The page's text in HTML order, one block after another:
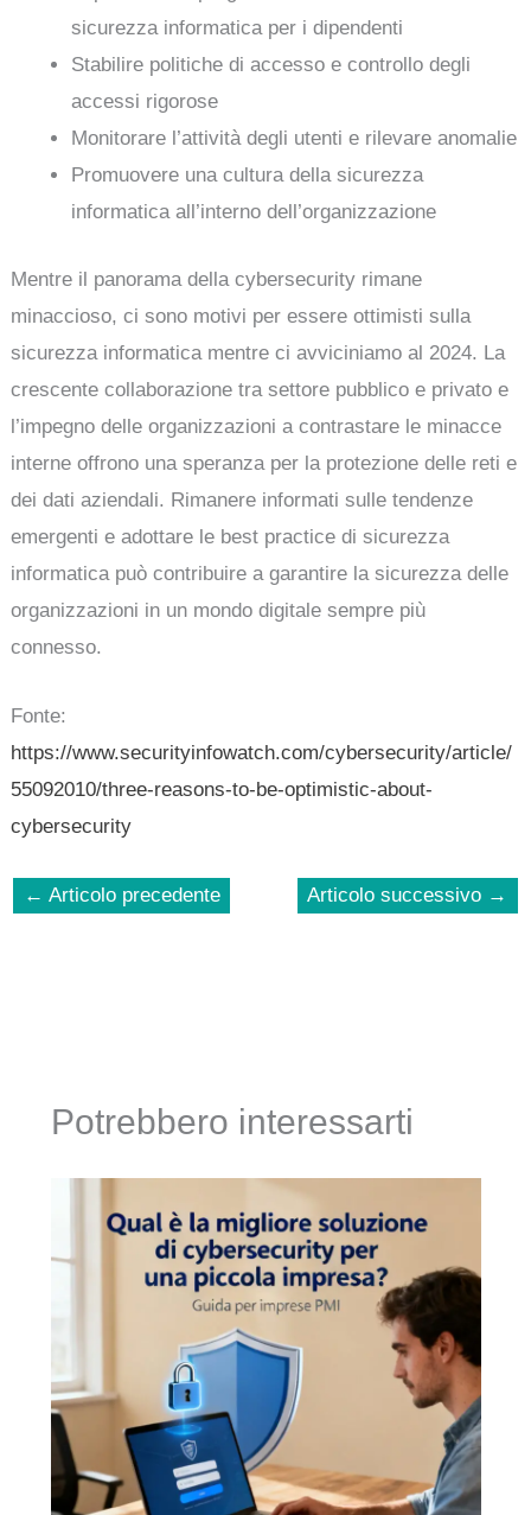
sicurezza informatica per i dipendenti
Stabilire politiche di accesso e controllo degli
accessi rigorose
Monitorare l’attività degli utenti e rilevare anomalie
Promuovere una cultura della sicurezza
informatica all’interno dell’organizzazione
Mentre il panorama della cybersecurity rimane
minaccioso, ci sono motivi per essere ottimisti sulla
sicurezza informatica mentre ci avviciniamo al 2024. La
crescente collaborazione tra settore pubblico e privato e
l’impegno delle organizzazioni a contrastare le minacce
interne offrono una speranza per la protezione delle reti e
dei dati aziendali. Rimanere informati sulle tendenze
emergenti e adottare le best practice di sicurezza
informatica può contribuire a garantire la sicurezza delle
organizzazioni in un mondo digitale sempre più
connesso.
Fonte:
https://www.securityinfowatch.com/cybersecurity/article/
55092010/three-reasons-to-be-optimistic-about-
cybersecurity
← Articolo precedente Articolo successivo →
Potrebbero interessarti